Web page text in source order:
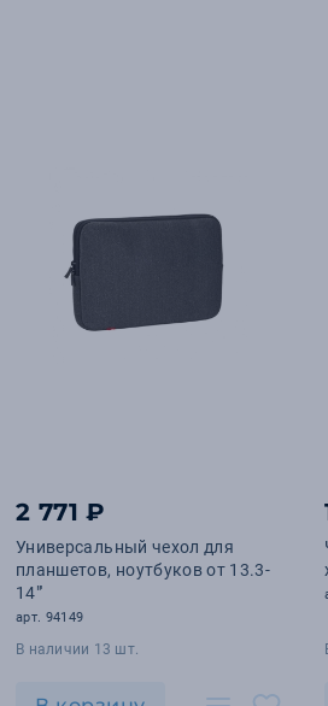
2 771 ₽
Универсальный чехол для
планшетов, ноутбуков от 13.3-
14"'
арт. 94149
В наличии 13 шт.